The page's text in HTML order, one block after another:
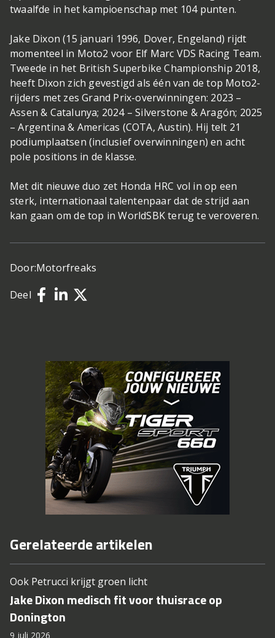
twaalfde in het kampioenschap met 104 punten.
Jake Dixon (15 januari 1996, Dover, Engeland) rijdt
momenteel in Moto2 voor Elf Marc VDS Racing Team.
Tweede in het British Superbike Championship 2018,
heeft Dixon zich gevestigd als één van de top Moto2-
rijders met zes Grand Prix-overwinningen: 2023 –
Assen & Catalunya; 2024 – Silverstone & Aragón; 2025
– Argentina & Americas (COTA, Austin). Hij telt 21
podiumplaatsen (inclusief overwinningen) en acht
pole positions in de klasse.
Met dit nieuwe duo zet Honda HRC vol in op een
sterk, internationaal talentenpaar dat de strijd aan
kan gaan om de top in WorldSBK terug te veroveren.
Door:Motorfreaks
Deel
Gerelateerde artikelen
Ook Petrucci krijgt groen licht
Jake Dixon medisch fit voor thuisrace op
Donington
9 juli 2026